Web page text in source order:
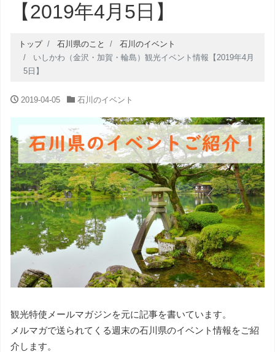
【2019年4月5日】
トップ 石川県のこと
石川のイベント
いしかわ（金沢・加賀・輪島）観光イベント情報【2019年4月
5日】
2019-04-05 石川のイベント
観光特使メールマガジンを元に記事を書いています。
メルマガで送られてくる週末の石川県のイベント情報をご紹
介します。